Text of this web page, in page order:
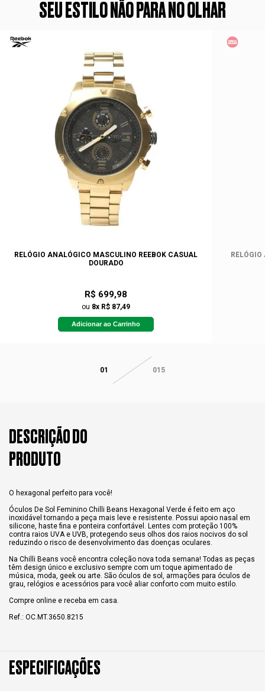
SEU ESTILO NÃO PARA NO OLHAR
RELÓGIO ANALÓGICO MASCULINO REEBOK CASUAL
DOURADO
R$ 699,98
ou 8x R$ 87,49
Adicionar ao Carrinho
01 015
DESCRIÇÃO DO
PRODUTO
O hexagonal perfeito para você!
Óculos De Sol Feminino Chilli Beans Hexagonal Verde é feito em aço
inoxidável tornando a peça mais leve e resistente. Possui apoio nasal em
silicone, haste fina e ponteira confortável. Lentes com proteção 100%
contra raios UVA e UVB, protegendo seus olhos dos raios nocivos do sol
reduzindo o risco de desenvolvimento das doenças oculares.
Na Chilli Beans você encontra coleção nova toda semana! Todas as peças
têm design único e exclusivo sempre com um toque apimentado de
música, moda, geek ou arte. São óculos de sol, armações para óculos de
grau, relógios e acessórios para você aliar conforto com muito estilo.
Compre online e receba em casa.
Ref.: OC.MT.3650.8215
ESPECIFICAÇÕES